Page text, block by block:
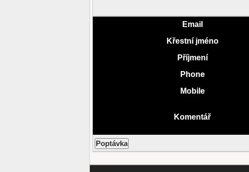
Email
Křestní jméno
Příjmení
Phone
Mobile
Komentář